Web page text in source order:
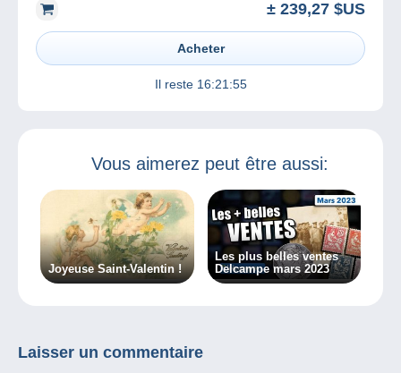
± 239,27 $US
Acheter
Il reste 16:21:55
Vous aimerez peut être aussi:
Joyeuse Saint-Valentin !
Les plus belles ventes
Delcampe mars 2023
Laisser un commentaire